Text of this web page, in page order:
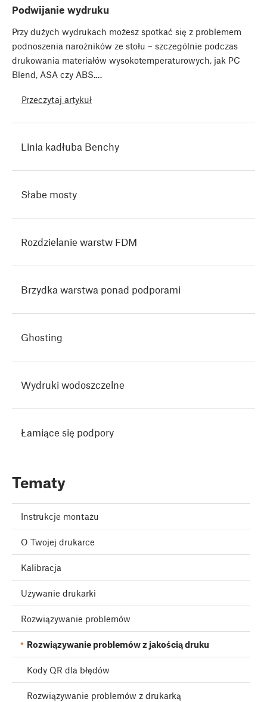
Podwijanie wydruku
Przy dużych wydrukach możesz spotkać się z problemem
podnoszenia narożników ze stołu – szczególnie podczas
drukowania materiałów wysokotemperaturowych, jak PC
Blend, ASA czy ABS.…
Przeczytaj artykuł
Linia kadłuba Benchy
Słabe mosty
Rozdzielanie warstw FDM
Brzydka warstwa ponad podporami
Ghosting
Wydruki wodoszczelne
Łamiące się podpory
Tematy
Instrukcje montażu
O Twojej drukarce
Kalibracja
Używanie drukarki
Rozwiązywanie problemów
Rozwiązywanie problemów z jakością druku
Kody QR dla błędów
Rozwiązywanie problemów z drukarką